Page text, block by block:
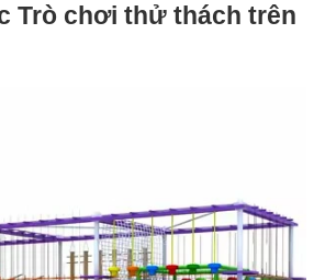
Trò chơi thử thách trên